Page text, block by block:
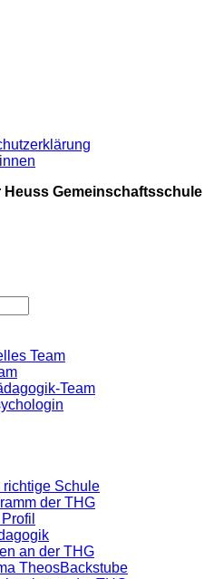
Heuss Gemeinschaftsschule
Team
Team
richtige Schule
der THG
an der THG
TheosBackstube